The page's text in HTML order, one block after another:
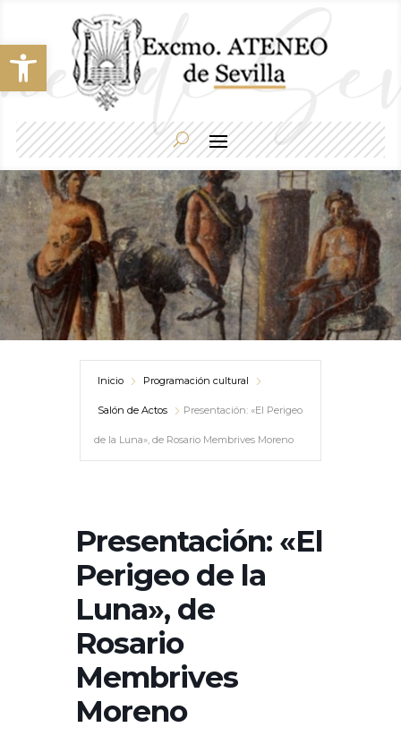
Abrir barra de herramientas
Inicio Programación cultural
Salón de Actos Presentación: «El Perigeo
de la Luna», de Rosario Membrives Moreno
Presentación: «El
Perigeo de la
Luna», de
Rosario
Membrives
Moreno